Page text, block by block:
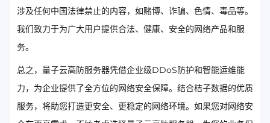
涉及任何中国法律禁止的内容，如赌博、诈骗、色情、毒品等。
我们致力于为广大用户提供合法、健康、安全的网络产品和服
务。
总之，量子云高防服务器凭借企业级DDoS防护和智能运维能
力，为企业提供了全方位的网络安全保障。结合桔子数据的优质
服务，将助您打造更安全、更稳定的网络环境。如果您对网络安